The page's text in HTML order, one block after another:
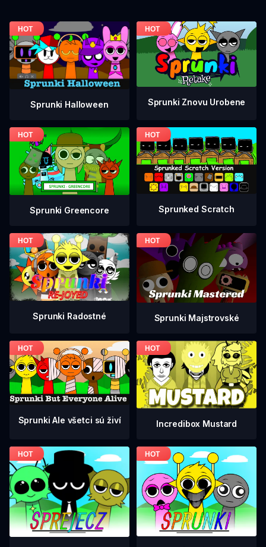
Sprunki Halloween Sprunki Znovu Urobene
Sprunki Greencore Sprunked Scratch
Sprunki Radostné Sprunki Majstrovské
Sprunki Ale všetci sú živí Incredibox Mustard